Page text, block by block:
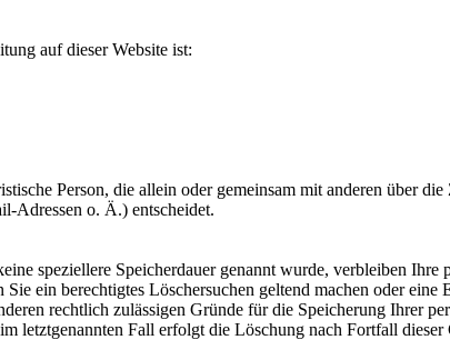
auf dieser Website ist:
Person, die allein oder gemeinsam mit anderen über
Adressen o. Ä.) entscheidet.
speziellere Speicherdauer genannt wurde, verbleiben Ihre
ein berechtigtes Löschersuchen geltend machen oder
rechtlich zulässigen Gründe für die Speicherung Ihrer
letztgenannten Fall erfolgt die Löschung nach Fortfall dieser